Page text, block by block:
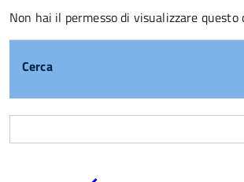
Non hai il permesso di visualizzare questo
Cerca